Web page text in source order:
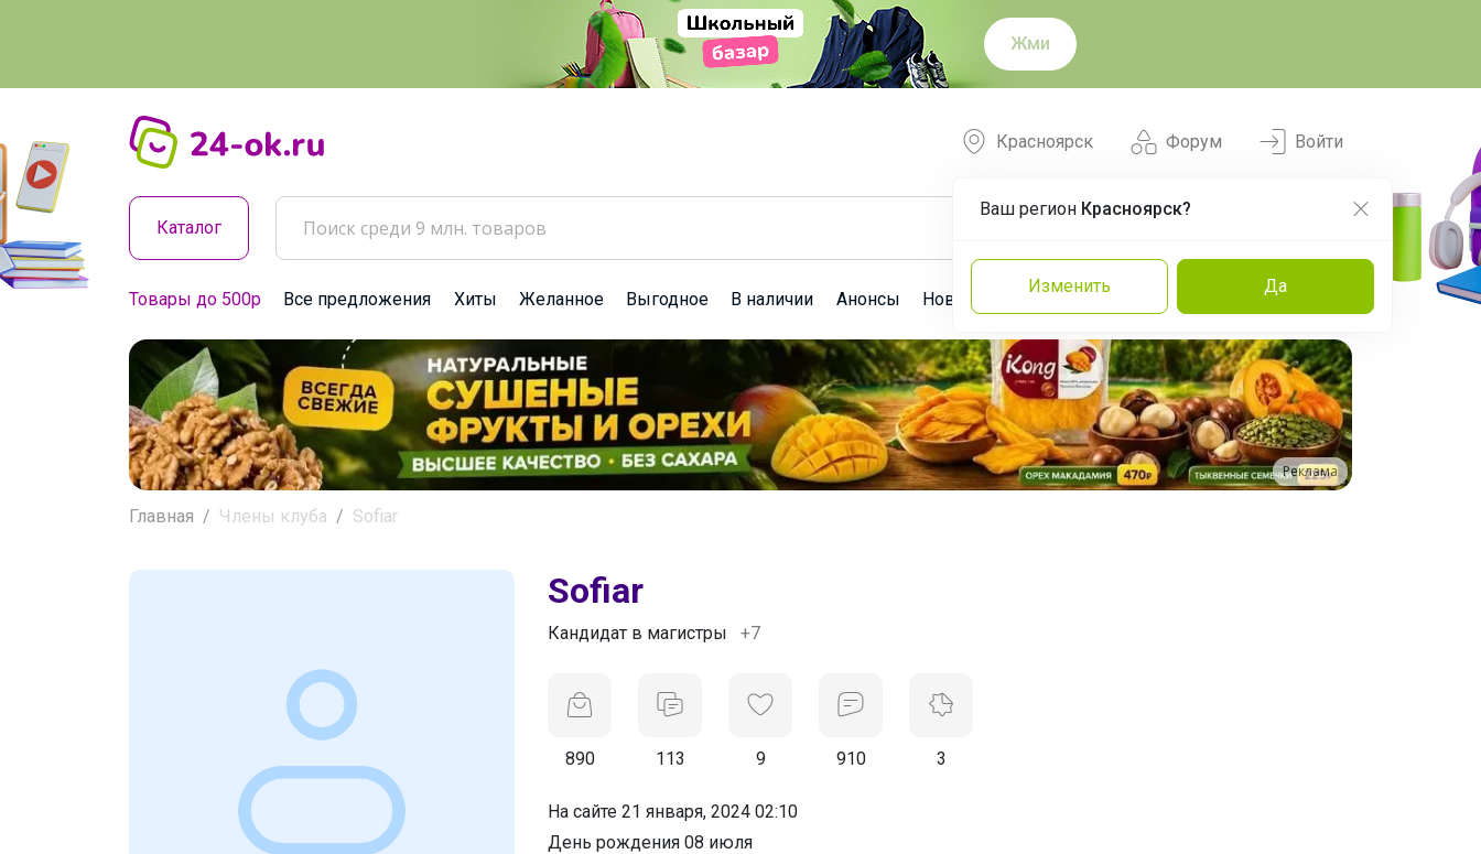
Жми
Форум
Красноярск
Ваш регион Красноярск?
Изменить Да
Войти
Каталог
Товары до 500р Все предложения Хиты Желанное Выгодное В наличии Анонсы Новости Команда Эксперты
Реклама
Главная Члены клуба Sofiar
Sofiar
Кандидат в магистры +7
890 113 9 910 3
На сайте 21 января, 2024 02:10
День рождения 08 июля